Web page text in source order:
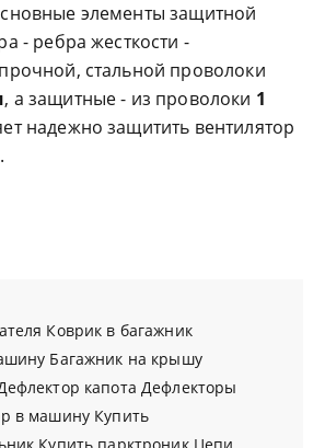
элементы защитной
- ребра жесткости -
стальной проволоки
, а защитные - из проволоки 1
надежно защитить вентилятор
Коврик в багажник
Багажник на крышу
капота Дефлекторы
в машину Купить